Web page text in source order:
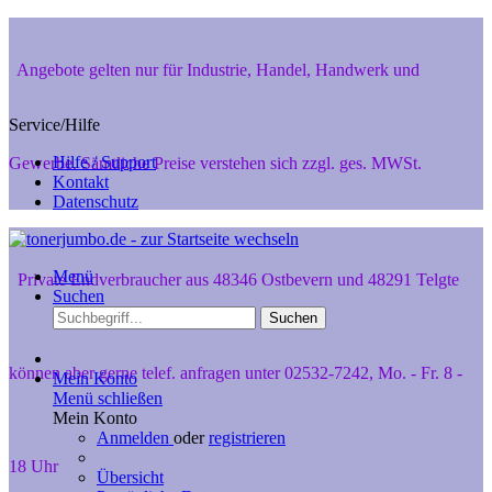
Angebote gelten nur für Industrie, Handel, Handwerk und
Gewerbe. Sämtliche Preise verstehen sich zzgl. ges. MWSt.
Private Endverbraucher aus 48346 Ostbevern und 48291 Telgte
können aber gerne telef. anfragen unter 02532-7242, Mo. - Fr. 8 -
18 Uhr
Service/Hilfe
Hilfe / Support
Kontakt
Datenschutz
Menü
Suchen
Suchen
Mein Konto
Menü schließen
Mein Konto
Anmelden oderregistrieren
Übersicht